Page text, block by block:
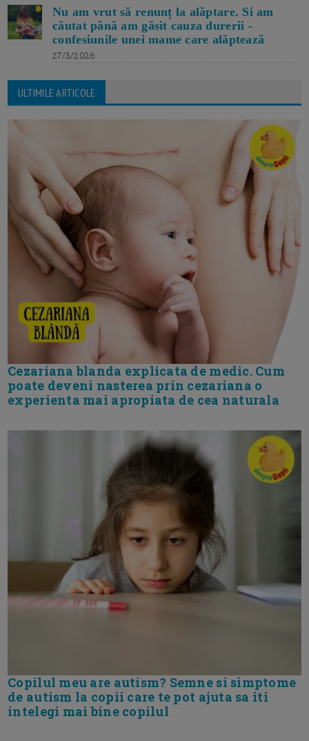
Nu am vrut să renunț la alăptare. Si am
căutat până am găsit cauza durerii -
confesiunile unei mame care alăptează
27/3/2026
ULTIMILE ARTICOLE
Cezariana blanda explicata de medic. Cum
poate deveni nasterea prin cezariana o
experienta mai apropiata de cea naturala
Copilul meu are autism? Semne si simptome
de autism la copii care te pot ajuta sa iti
intelegi mai bine copilul